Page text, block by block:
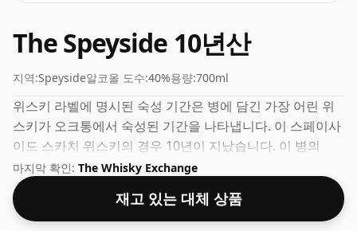
The Speyside 10년산
지역:Speyside알코올 도수:40%용량:700ml
위스키 라벨에 명시된 숙성 기간은 병에 담긴 가장 어린 위
스키가 오크통에서 숙성된 기간을 나타냅니다. 이 스페이사
이드 스카치 위스키의 경우 10년이 지났습니다. 이 병의
ABV는 40%이고 병 크기는 표준 70cl입니다.
마지막 확인: The Whisky Exchange
재고 있는 대체 상품